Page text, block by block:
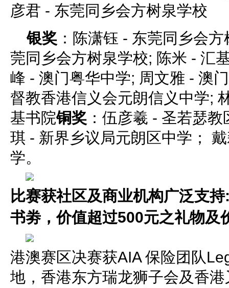
彦君 - 东莞同乡会方树泉学校
银奖 ：陈潇钰 - 东莞同乡会
莞同乡会方树泉学校; 陈米 - 汇
峰 - 澳门粤华中学; 周文雅 - 澳
督教香港信义会元朗信义中学;
基书院铜奖 ：伍彦羲 - 圣若瑟
琪 - 新界乡议局元朗区中学；
学。
比赛获社区及商业机构广泛支
书劵，价值超过500元之礼物及
港澳赛区决赛获AIA 保险团队
地，香港东方瑞龙狮子会及香